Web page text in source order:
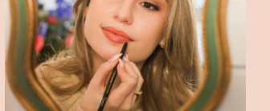
& Retourneren
FAQ
Privacybeleid
Voorwaarden